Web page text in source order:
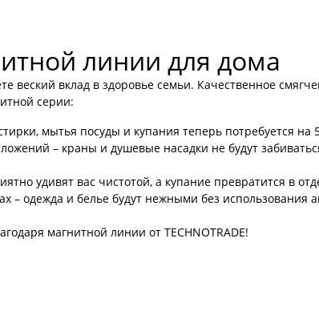
линии для дома
веский вклад в здоровье семьи. Качественное
серии:
мытья посуды и купания теперь потребуется
– краны и душевые насадки не будут
удивят вас чистотой, а купание превратится в
– одежда и белье будут нежными без использования
магнитной линии от TECHNOTRADE!